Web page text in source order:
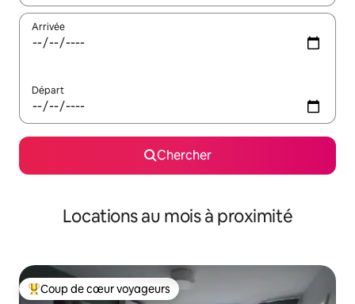
Arrivée
Départ
Chercher
Locations au mois à proximité
Coup de cœur voyageurs parmi les plus aimés
Coup de cœur voyageurs